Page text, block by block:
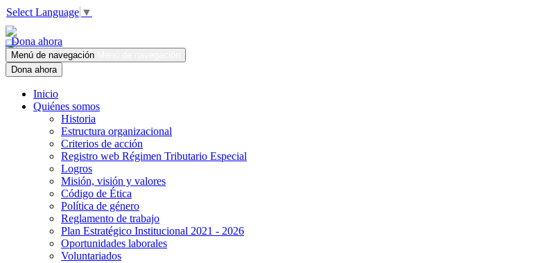
Select Language ▼
Dona ahora
Menú de navegación
Dona ahora
Inicio
Quiénes somos
Historia
Estructura organizacional
Criterios de acción
Registro web Régimen Tributario Especial
Logros
Misión, visión y valores
Código de Ética
Política de género
Reglamento de trabajo
Plan Estratégico Institucional 2021 - 2026
Oportunidades laborales
Voluntariados